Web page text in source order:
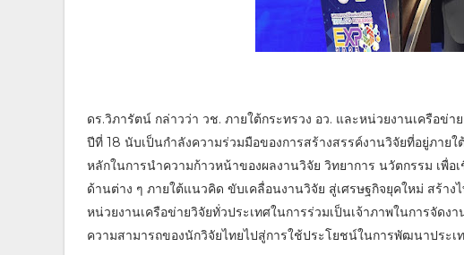
ดร.วิภารัตน์ กล่าวว่า วช. ภายใต้กระทรวง อว. และหน่วยงานเครือข่
ปีที่ 18 นับเป็นกำลังความร่วมมือของการสร้างสรรค์งานวิจัยที่อยู่ภาย
หลักในการนำความก้าวหน้าของผลงานวิจัย วิทยาการ นวัตกรรม เพื่
ด้านต่าง ๆ ภายใต้แนวคิด ขับเคลื่อนงานวิจัย สู่เศรษฐกิจยุคใหม่ สร้า
หน่วยงานเครือข่ายวิจัยทั่วประเทศในการร่วมเป็นเจ้าภาพในการจัด
ความสามารถของนักวิจัยไทยไปสู่การใช้ประโยชน์ในการพัฒนาประเ